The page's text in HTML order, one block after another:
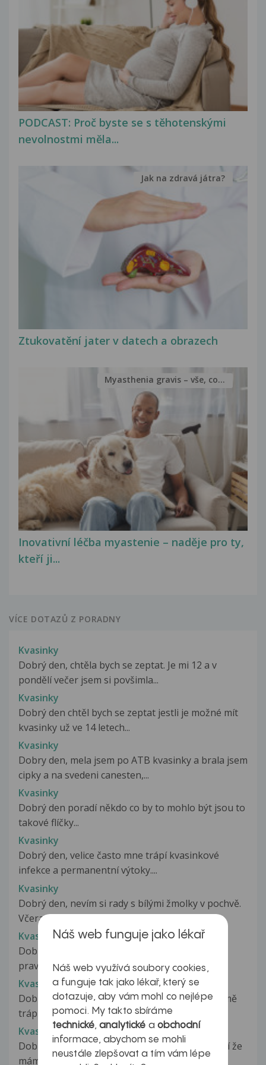
PODCAST: Proč byste se s těhotenskými
nevolnostmi měla...
Ztukovatění jater v datech a obrazech
Jak na zdravá játra?
Inovativní léčba myastenie – naděje pro ty,
kteří ji...
Myasthenia gravis – vše, co...
VÍCE DOTAZŮ Z PORADNY
Kvasinky
Dobrý den, chtěla bych se zeptat. Je mi 12 a v
pondělí večer jsem si povšimla...
Kvasinky
Dobrý den chtěl bych se zeptat jestli je možné mít
kvasinky už ve 14 letech...
Kvasinky
Dobry den, mela jsem po ATB kvasinky a brala jsem
cipky a na svedeni canesten,...
Kvasinky
Dobrý den poradí někdo co by to mohlo být jsou to
takové flíčky...
Kvasinky
Dobrý den, velice často mne trápí kvasinkové
infekce a permanentní výtoky....
Kvasinky
Dobrý den, nevím si rady s bílými žmolky v pochvě.
Včera jsem byla na gynekologii...
Kvasinky
Dobrý den již delší dobu mě trápí kvasinky je
pravda že muj zivotni styl tomu...
Kvasinky
Dobrý den, chtěla bych poprosit o radu: často mě
trápí gynekologické záněty,...
Kvasinky
Dobrý den, je mi 13 let a mám takové podezření že
mám kvasinky je to možné ?...
Náš web funguje jako lékař
Náš web využívá soubory cookies,
a funguje tak jako lékař, který se
dotazuje, aby vám mohl co nejlépe
pomoci. My takto sbíráme
technické,analytické a obchodní
informace, abychom se mohli
neustále zlepšovat a tím vám lépe